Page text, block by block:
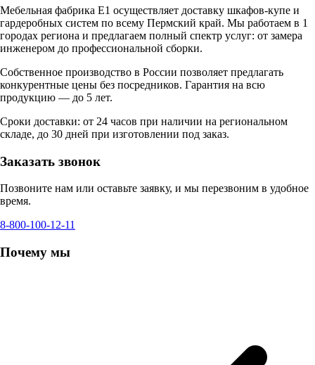
Мебельная фабрика Е1 осуществляет доставку шкафов-купе и
гардеробных систем по всему Пермский край. Мы работаем в 1
городах региона и предлагаем полный спектр услуг: от замера
инженером до профессиональной сборки.
Собственное производство в России позволяет предлагать
конкурентные цены без посредников. Гарантия на всю
продукцию — до 5 лет.
Сроки доставки: от 24 часов при наличии на региональном
складе, до 30 дней при изготовлении под заказ.
Заказать звонок
Позвоните нам или оставьте заявку, и мы перезвоним в удобное
время.
8-800-100-12-11
Почему мы